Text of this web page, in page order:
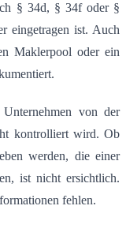
§ 34d, § 34f oder §
eingetragen ist. Auch
Maklerpool oder ein
von der
kontrolliert wird. Ob
werden, die einer
ist nicht ersichtlich.
fehlen.